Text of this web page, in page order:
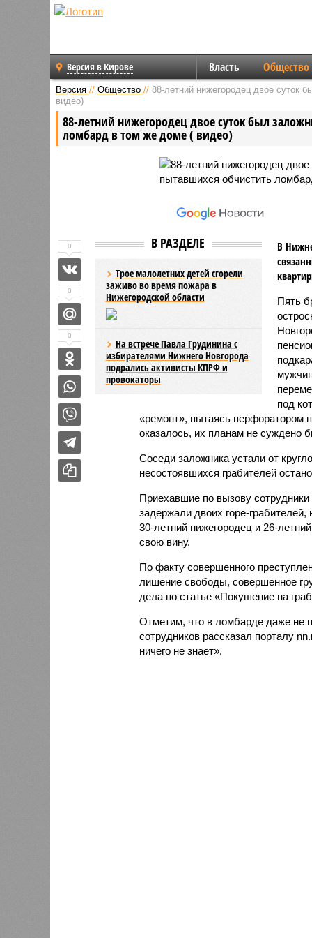
Версия в Кирове Власть Общество
Версия // Общество // 88-летний нижегородец двое суток
видео)
88-летний нижегородец двое суток был
ломбард в том же доме ( видео)
В РАЗДЕЛЕ
Трое малолетних детей сгорели
заживо во время пожара в
Нижегородской области
На встрече Павла Грудинина с
избирателями Нижнего Новгорода
подрались активисты КПРФ и
провокаторы
В
Пять
под
«ремонт», пытаясь перфоратором
оказалось, их планам не суждено
Соседи заложника устали от
несостоявшихся грабителей
Приехавшие по вызову
задержали двоих горе-
30-летний нижегородец и 26-
свою вину.
По факту совершенного
лишение свободы, совершенное
дела по статье «Покушение на
Отметим, что в ломбарде даже не
сотрудников рассказал порталу
ничего не знает».
0
0
0